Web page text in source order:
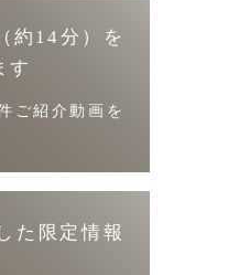
約14分）を
す
ご紹介動画を
た 限定情報